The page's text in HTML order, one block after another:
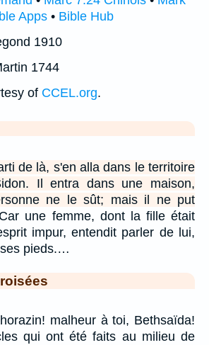
Apps • Bible Hub
1910
1744
of CCEL.org.
de là, s'en alla dans le territoire
Il entra dans une maison,
ne le sût; mais il ne put
Car une femme, dont la fille était
impur, entendit parler de lui,
pieds.…
malheur à toi, Bethsaïda!
qui ont été faits au milieu de